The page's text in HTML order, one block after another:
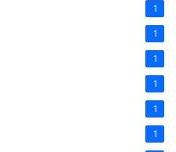
1
1
1
1
1
1